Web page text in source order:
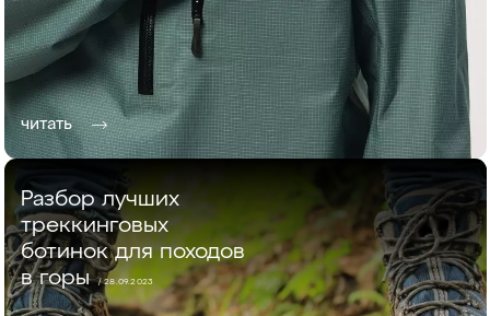
читать
Разбор лучших
треккинговых
ботинок для походов
в горы/ 28.09.2023